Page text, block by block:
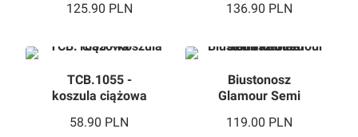
125.90 PLN
136.90 PLN
TCB.1055 -
koszula ciążowa
58.90 PLN
Biustonosz
Glamour Semi
Ultramarine
119.00 PLN